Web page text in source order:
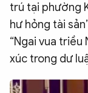
BẠN ĐỌC & CAND
ĐA PHƯƠNG TIỆN
eMagazine
trú tại phường
hư hỏng tài
“Ngai vua triều
xúc trong dư